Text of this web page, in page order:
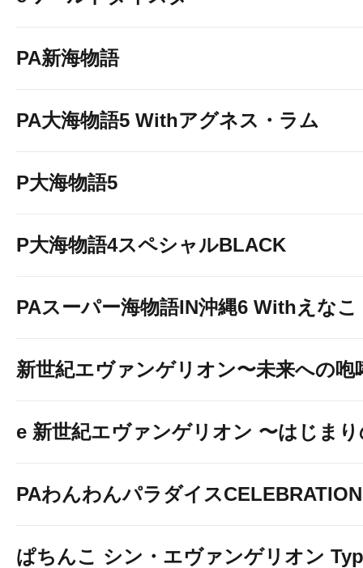
PA新海物語
PA大海物語5 Withアグネス・ラム
P大海物語5
P大海物語4スペシャルBLACK
PAスーパー海物語IN沖縄6 Withえなこ
新世紀エヴァンゲリオン〜未来への咆
e 新世紀エヴァンゲリオン 〜はじま
PAわんわんパラダイスCELEBRATION
ぱちんこ シン・エヴァンゲリオン